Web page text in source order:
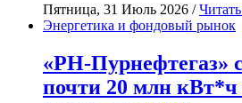
Пятница, 31 Июль 2026 /
Энергетика и фондовый рынок
«РН-Пурнефтегаз»
почти 20 млн кВт*ч